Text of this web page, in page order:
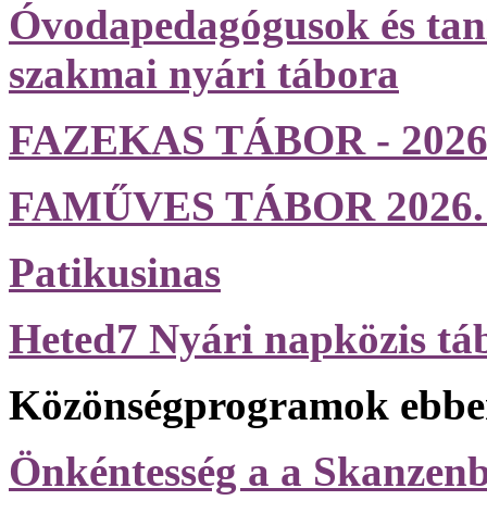
Óvodapedagógusok és
szakmai nyári tábora
FAZEKAS TÁBOR -
FAMŰVES TÁBOR
Patikusinas
Heted7 Nyári napközis
Közönségprogramok
Önkéntesség a a